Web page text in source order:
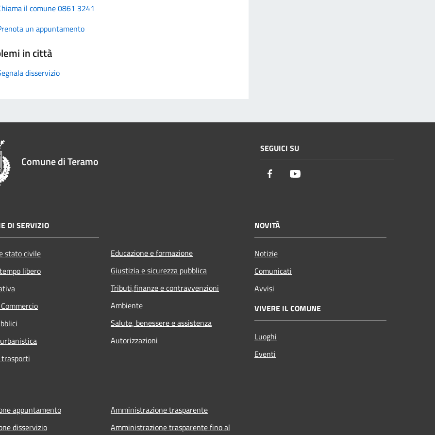
il comune 0861 3241
un appuntamento
in città
disservizio
Comune di Teramo
SEGUICI SU
Facebook
DI SERVIZIO
stato civile
libero
Educazione e formazione
Giustizia e sicurezza pubblica
Tributi,finanze e contravvenzioni
Ambiente
Salute, benessere e assistenza
Autorizzazioni
NOVITÀ
Notizie
Comunicati
Avvisi
VIVERE IL COMUNE
Luoghi
Eventi
appuntamento
disservizio
Amministrazione trasparente
Amministrazione trasparente fino al